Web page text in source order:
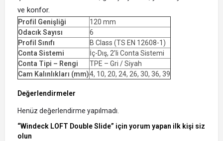
ve konfor.
Profil Genişliği
120 mm
Odacık Sayısı
6
Profil Sınıfı
B Class (TS EN 12608-1)
Conta Sistemi
İç-Dış, 2’li Conta Sistemi
Conta Tipi – Rengi
TPE – Gri / Siyah
Cam Kalınlıkları (mm)4, 10, 20, 24, 26, 30, 36, 39
Değerlendirmeler
Henüz değerlendirme yapılmadı.
“Windeck LOFT Double Slide” için yorum yapan ilk kişi siz
olun